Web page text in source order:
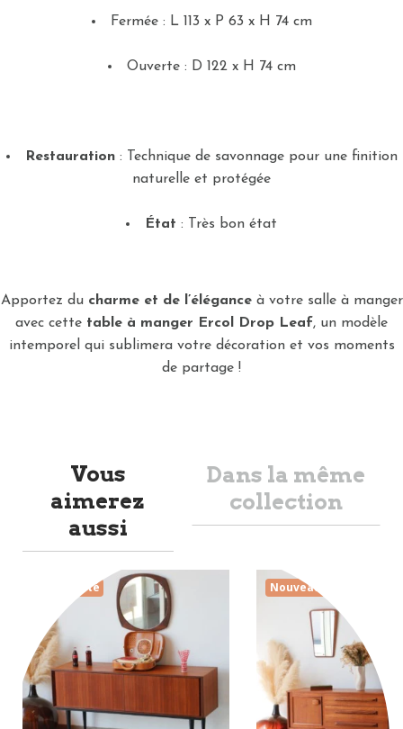
Fermée : L 113 x P 63 x H 74 cm
Ouverte : D 122 x H 74 cm
Restauration: Technique de savonnage pour une finition
naturelle et protégée
État : Très bon état
Apportez du charme et de l’éléganceà votre salle à manger
avec cette table à manger Ercol Drop Leaf, un modèle
intemporel qui sublimera votre décoration et vos moments
de partage !
Vous
aimerez
aussi
Dans la même
collection
Nouveauté Nouveauté